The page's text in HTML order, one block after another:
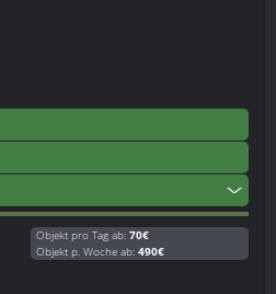
Objekt pro Tag ab: 70€
Objekt p. Woche ab: 490€